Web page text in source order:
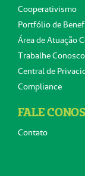
Cooperativismo
Portfólio de
Área de Atuação
Trabalhe Conosco
Central de
Compliance
FALE
Contato